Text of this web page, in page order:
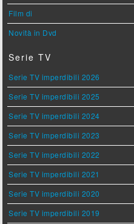
Film di
Novità in Dvd
Serie TV
Serie TV imperdibili 2026
Serie TV imperdibili 2025
Serie TV imperdibili 2024
Serie TV imperdibili 2023
Serie TV imperdibili 2022
Serie TV imperdibili 2021
Serie TV imperdibili 2020
Serie TV imperdibili 2019